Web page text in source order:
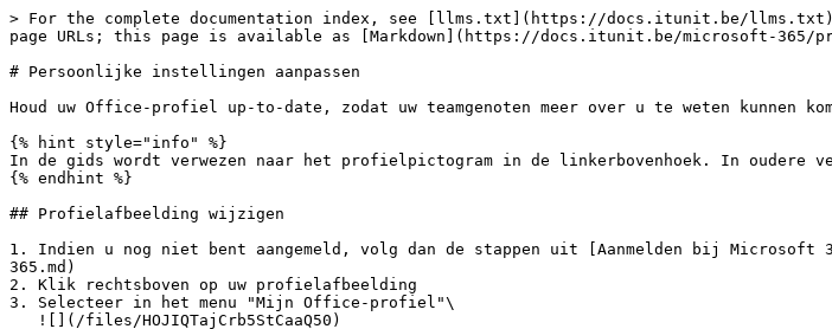
> For the complete documentation index, see [llms.txt](https://docs.itunit.be/llms.txt).
page URLs; this page is available as [Markdown](https://docs.itunit.be/microsoft-365/
# Persoonlijke instellingen aanpassen
Houd uw Office-profiel up-to-date, zodat uw teamgenoten meer over u te weten kunnen
{% hint style="info" %}
In de gids wordt verwezen naar het profielpictogram in de linkerbovenhoek. In oudere
{% endhint %}
## Profielafbeelding wijzigen
1. Indien u nog niet bent aangemeld, volg dan de stappen uit [Aanmelden bij
365.md)
2. Klik rechtsboven op uw profielafbeelding
3. Selecteer in het menu "Mijn Office-profiel"\